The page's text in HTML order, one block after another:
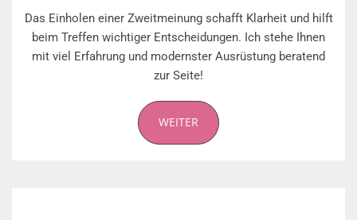
Das Einholen einer Zweitmeinung schafft Klarheit und hilft
beim Treffen wichtiger Entscheidungen. Ich stehe Ihnen
mit viel Erfahrung und modernster Ausrüstung beratend
zur Seite!
WEITER